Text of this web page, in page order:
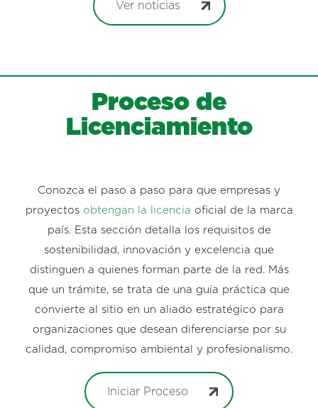
Ver noticias
Proceso de
Licenciamiento
Conozca el paso a paso para que empresas y
proyectos obtengan la licencia oficial de la marca
país. Esta sección detalla los requisitos de
sostenibilidad, innovación y excelencia que
distinguen a quienes forman parte de la red. Más
que un trámite, se trata de una guía práctica que
convierte al sitio en un aliado estratégico para
organizaciones que desean diferenciarse por su
calidad, compromiso ambiental y profesionalismo.
Iniciar Proceso